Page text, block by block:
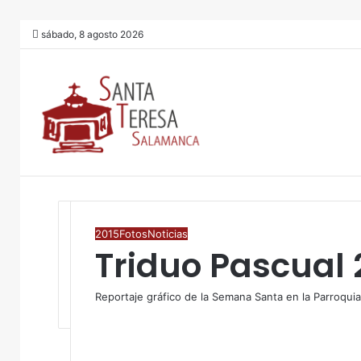
sábado, 8 agosto 2026
2015FotosNoticias
Triduo Pascual
Reportaje gráfico de la Semana Santa en la